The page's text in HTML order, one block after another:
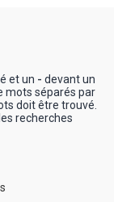
et un - devant un
mots séparés par
doit être trouvé.
recherches